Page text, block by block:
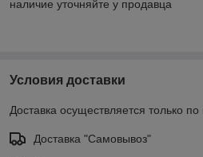
наличие уточняйте у продавца
Условия доставки
Доставка осуществляется только по
Доставка "Самовывоз"